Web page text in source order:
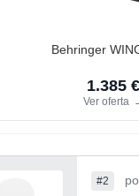
Behringer
1.385 €
Ver oferta
#2